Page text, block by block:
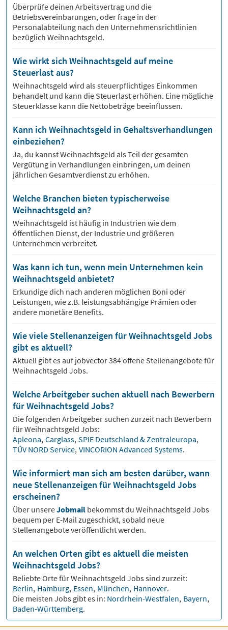
Überprüfe deinen Arbeitsvertrag und die
Betriebsvereinbarungen, oder frage in der
Personalabteilung nach den Unternehmensrichtlinien
bezüglich Weihnachtsgeld.
Wie wirkt sich Weihnachtsgeld auf meine
Steuerlast aus?
Weihnachtsgeld wird als steuerpflichtiges Einkommen
behandelt und kann die Steuerlast erhöhen. Eine mögliche
Steuerklasse kann die Nettobeträge beeinflussen.
Kann ich Weihnachtsgeld in Gehaltsverhandlungen
einbeziehen?
Ja, du kannst Weihnachtsgeld als Teil der gesamten
Vergütung in Verhandlungen einbringen, um deinen
jährlichen Gesamtverdienst zu erhöhen.
Welche Branchen bieten typischerweise
Weihnachtsgeld an?
Weihnachtsgeld ist häufig in Industrien wie dem
öffentlichen Dienst, der Industrie und größeren
Unternehmen verbreitet.
Was kann ich tun, wenn mein Unternehmen kein
Weihnachtsgeld anbietet?
Erkundige dich nach anderen möglichen Boni oder
Leistungen, wie z.B. leistungsabhängige Prämien oder
andere monetäre Benefits.
Wie viele Stellenanzeigen für Weihnachtsgeld Jobs
gibt es aktuell?
Aktuell gibt es auf jobvector384offene Stellenangebote für
Weihnachtsgeld Jobs.
Welche Arbeitgeber suchen aktuell nach Bewerbern
für Weihnachtsgeld Jobs?
Die folgenden Arbeitgeber suchen zurzeit nach Bewerbern
fürWeihnachtsgeld Jobs:
Apleona, Carglass, SPIE Deutschland & Zentraleuropa,
TÜV NORD Service, VINCORION Advanced Systems.
Wie informiert man sich am besten darüber, wann
neue Stellenanzeigen für Weihnachtsgeld Jobs
erscheinen?
Über unsereJobmail bekommst du Weihnachtsgeld Jobs
bequem per E-Mail zugeschickt, sobald neue
Stellenangebote veröffentlicht werden.
An welchen Orten gibt es aktuell die meisten
Weihnachtsgeld Jobs?
Beliebte Orte fürWeihnachtsgeld Jobs sind zurzeit:
Berlin, Hamburg, Essen, München, Hannover.
Die meisten Jobs gibt es in: Nordrhein-Westfalen, Bayern,
Baden-Württemberg.